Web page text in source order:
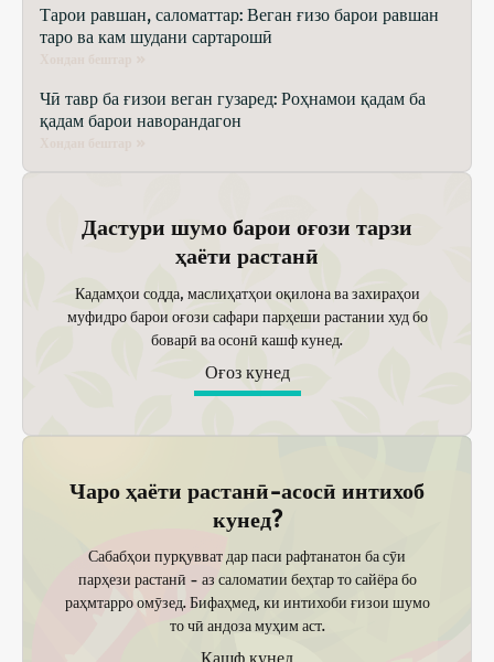
Тарои равшан, саломаттар: Веган ғизо барои равшан
таро ва кам шудани сартарошӣ
Чӣ тавр ба ғизои веган гузаред: Роҳнамои қадам ба
қадам барои наворандагон
Дастури шумо барои оғози тарзи
ҳаёти растанӣ
Кадамҳои содда, маслиҳатҳои оқилона ва захираҳои
муфидро барои оғози сафари парҳеши растании худ бо
боварӣ ва осонӣ кашф кунед.
Оғоз кунед
Чаро ҳаёти растанӣ-асосӣ интихоб
кунед?
Сабабҳои пурқувват дар паси рафтанатон ба сӯи
парҳези растанӣ - аз саломатии беҳтар то сайёра бо
раҳмтарро омӯзед. Бифаҳмед, ки интихоби ғизои шумо
то чӣ андоза муҳим аст.
Кашф кунед